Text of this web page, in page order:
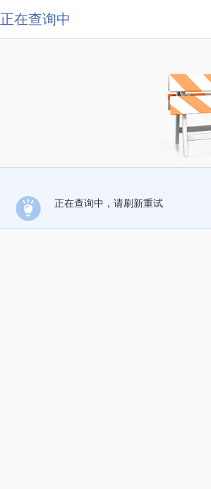
正在查询中
正在查询中，请刷新重试